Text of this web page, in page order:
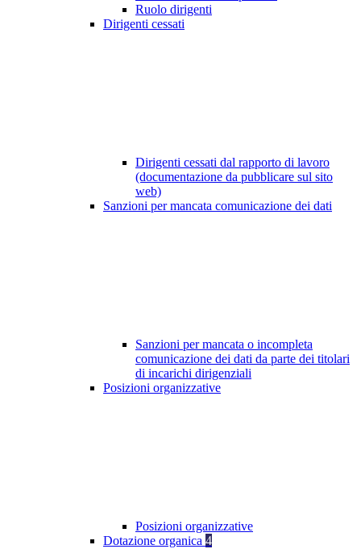
Ruolo dirigenti
Dirigenti cessati
Dirigenti cessati dal rapporto di lavoro
(documentazione da pubblicare sul sito
web)
Sanzioni per mancata comunicazione dei dati
Sanzioni per mancata o incompleta
comunicazione dei dati da parte dei titolari
di incarichi dirigenziali
Posizioni organizzative
Posizioni organizzative
Dotazione organica 4